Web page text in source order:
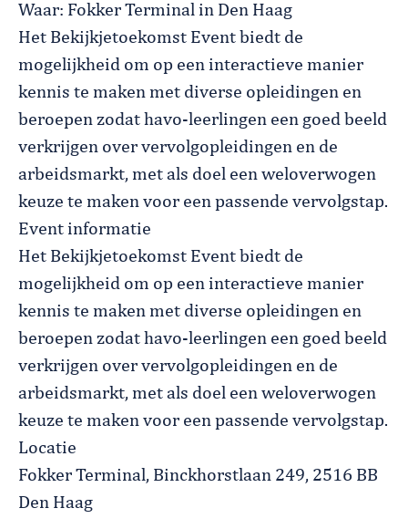
Waar: Fokker Terminal in Den Haag
Het Bekijkjetoekomst Event biedt de
mogelijkheid om op een interactieve manier
kennis te maken met diverse opleidingen en
beroepen zodat havo-leerlingen een goed beeld
verkrijgen over vervolgopleidingen en de
arbeidsmarkt, met als doel een weloverwogen
keuze te maken voor een passende vervolgstap.
Event informatie
Het Bekijkjetoekomst Event biedt de
mogelijkheid om op een interactieve manier
kennis te maken met diverse opleidingen en
beroepen zodat havo-leerlingen een goed beeld
verkrijgen over vervolgopleidingen en de
arbeidsmarkt, met als doel een weloverwogen
keuze te maken voor een passende vervolgstap.
Locatie
Fokker Terminal, Binckhorstlaan 249, 2516 BB
Den Haag